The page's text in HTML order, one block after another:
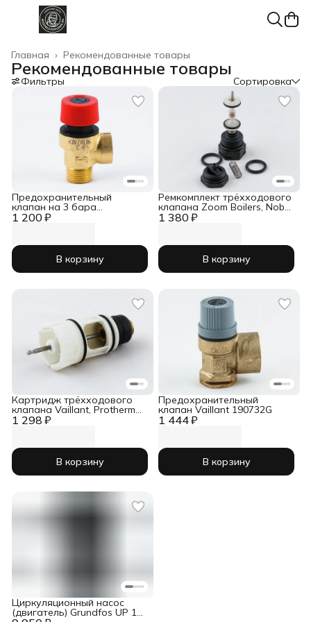
Рекомендованные товары
Главная ›
Рекомендованные товары
Фильтры Сортировка
1 200 ₽
Предохранительный
клапан на 3 бара
(подсоединение 1/2) для
Zoom, Sime 52256
В корзину
1 380 ₽
Ремкомплект трёхходового
клапана Zoom Boilers, Nobel,
Termal, Rens, Demrad,
В корзину
1 298 ₽
Картридж трёхходового
клапана Vaillant, Protherm
1000tvv210
В корзину
1 444 ₽
Предохранительный
клапан Vaillant 190732G
В корзину
Циркуляционный насос
(двигатель) Grundfos UP 15-